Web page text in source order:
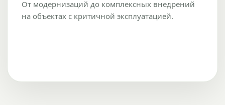
От модернизаций до комплексных внедрений
на объектах с критичной эксплуатацией.